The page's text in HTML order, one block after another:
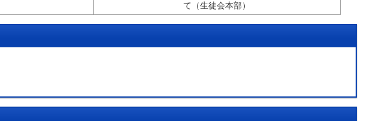
て（生徒会本部）